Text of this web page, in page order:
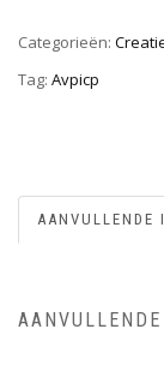
Categorieën:
Tag: Avpicp
AANVULLENDE